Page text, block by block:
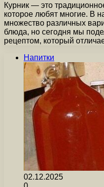
Курник — это
которое любят многие. В
множество различных
блюда, но сегодня мы
рецептом, который
Напитки
02.12.2025